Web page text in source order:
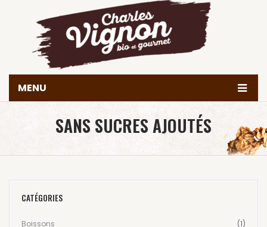
MENU
SANS SUCRES AJOUTÉS
CATÉGORIES
Boissons (1)